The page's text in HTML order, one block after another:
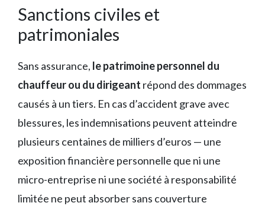
Sanctions civiles et
patrimoniales
Sans assurance, le patrimoine personnel du
chauffeur ou du dirigeant répond des dommages
causés à un tiers. En cas d’accident grave avec
blessures, les indemnisations peuvent atteindre
plusieurs centaines de milliers d’euros — une
exposition financière personnelle que ni une
micro-entreprise ni une société à responsabilité
limitée ne peut absorber sans couverture